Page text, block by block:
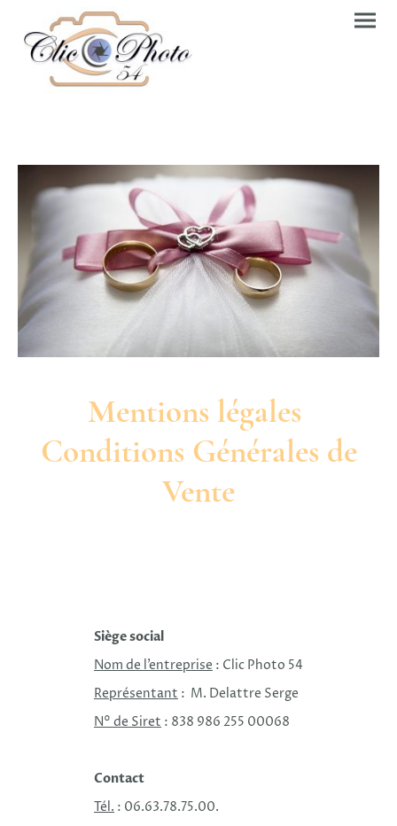
Mentions légales
Conditions Générales de
Vente
Siège social
Nom de l’entreprise : Clic Photo 54
Représentant : M. Delattre Serge
N° de Siret : 838 986 255 00068
Contact
Tél. : 06.63.78.75.00.